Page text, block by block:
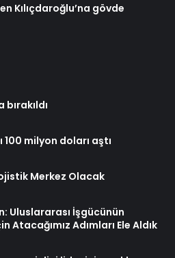
Kılıçdaroğlu’na gövde
milyon doları aştı
Merkez Olacak
Uluslararası İşgücünün
Atacağımız Adımları Ele Aldık